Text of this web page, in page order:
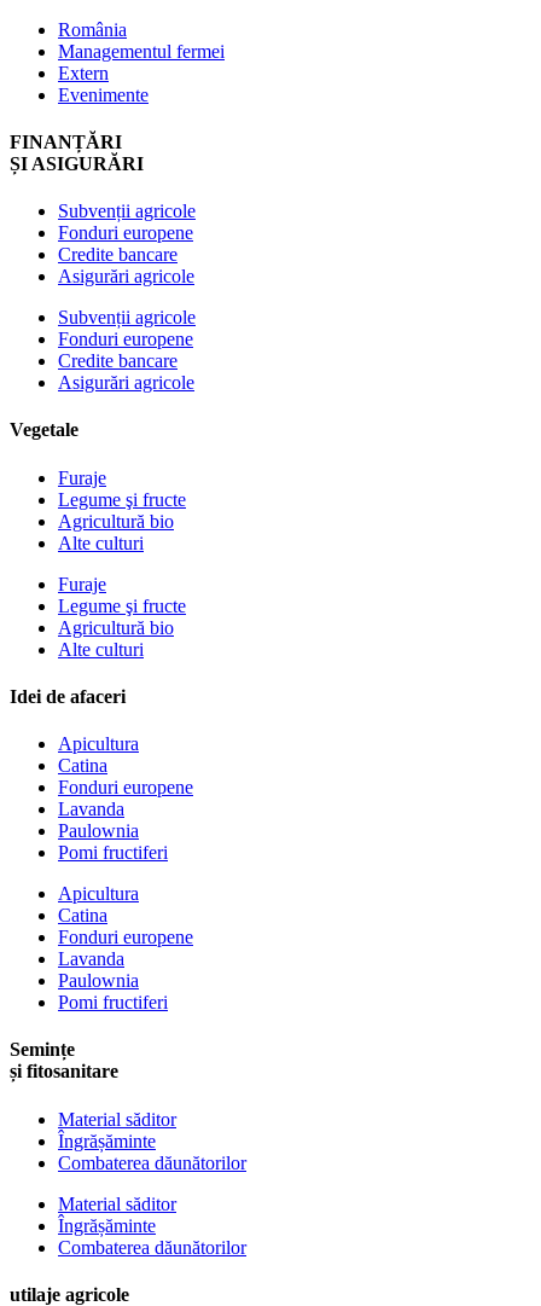
România
Managementul fermei
Extern
Evenimente
FINANȚĂRI
ȘI ASIGURĂRI
Subvenții agricole
Fonduri europene
Credite bancare
Asigurări agricole
Subvenții agricole
Fonduri europene
Credite bancare
Asigurări agricole
Vegetale
Furaje
Legume şi fructe
Agricultură bio
Alte culturi
Furaje
Legume şi fructe
Agricultură bio
Alte culturi
Idei de afaceri
Apicultura
Catina
Fonduri europene
Lavanda
Paulownia
Pomi fructiferi
Apicultura
Catina
Fonduri europene
Lavanda
Paulownia
Pomi fructiferi
Semințe
și fitosanitare
Material săditor
Îngrășăminte
Combaterea dăunătorilor
Material săditor
Îngrășăminte
Combaterea dăunătorilor
utilaje agricole